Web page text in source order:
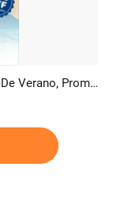
Curso De Natación Para Niños, Deportes De Verano, Promoción Empresarial